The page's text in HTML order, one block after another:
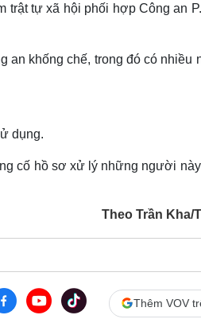
trật tự xã hội phối hợp Công an
an khống chế, trong đó có nhiều
dụng.
cố hồ sơ xử lý những người
Theo Trần Kha/
Thêm VOV